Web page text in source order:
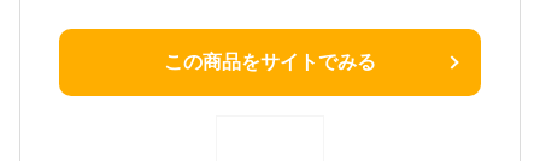
この商品をサイトでみる